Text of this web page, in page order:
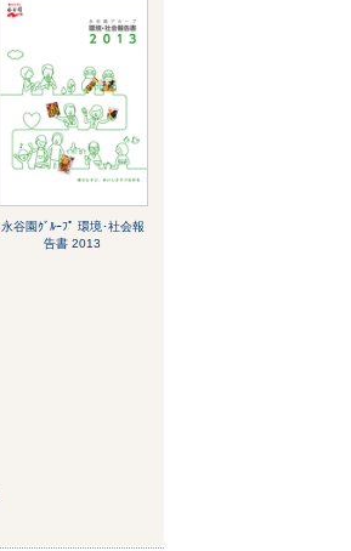
永谷園ｸﾞﾙｰﾌﾟ 環境･社会報
告書 2013